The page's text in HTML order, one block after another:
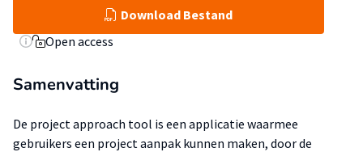
Download Bestand
Open access
Samenvatting
De project approach tool is een applicatie waarmee
gebruikers een project aanpak kunnen maken, door de